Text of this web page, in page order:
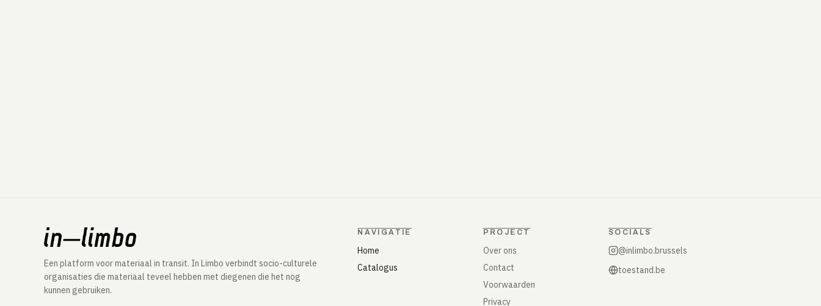
Een platform voor materiaal in transit. In Limbo verbindt socio-culturele
organisaties die materiaal teveel hebben met diegenen die het nog
kunnen gebruiken.
NAVIGATIE
Home
Catalogus
PROJECT
Over ons
Contact
Voorwaarden
Privacy
SOCIALS
@inlimbo.brussels
toestand.be